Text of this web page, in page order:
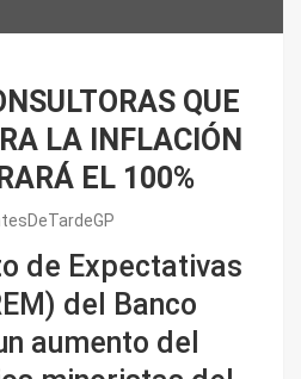
QUE
LA INFLACIÓN
EL 100%
de Expectativas
del Banco
aumento del